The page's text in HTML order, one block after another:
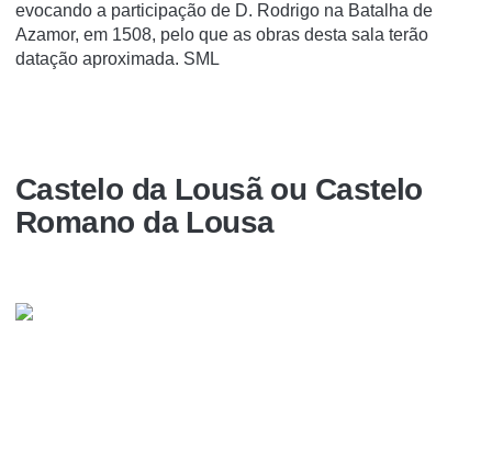
evocando a participação de D. Rodrigo na Batalha de
Azamor, em 1508, pelo que as obras desta sala terão
datação aproximada. SML
Castelo da Lousã ou Castelo
Romano da Lousa